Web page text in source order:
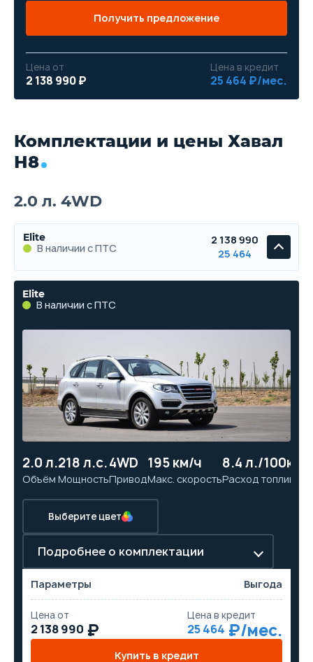
Получить предложение
Цена от
2 138 990 ₽
Цена в кредит
25 464 ₽/мес.
Комплектации и цены Хавал
Н8
2.0 л. 4WD
Elite
В наличии с ПТС
2 138 990
25 464
Elite
В наличии с ПТС
2.0 л.
Объём
218 л.с.
Мощность
4WD
Привод
195 км/ч
Макс. скорость
8.4 л./100км
Расход топлива
Выберите цвет
Подробнее о комплектации
Параметры Выгода
Цена от
2 138 990
Цена в кредит
25 464
Купить в кредит